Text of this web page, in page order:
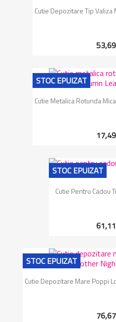
Cutie Depozitare Tip Valiza
Cutie Metalica Rotunda
STOC EPUIZAT
Cutie Pentru Cadou
STOC EPUIZAT
Cutie Depozitare Mare Poppi
STOC EPUIZAT